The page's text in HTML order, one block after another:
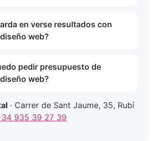
en verse resultados con
web?
pedir presupuesto de
web?
· Carrer de Sant Jaume, 35, Rubí
935 39 27 39